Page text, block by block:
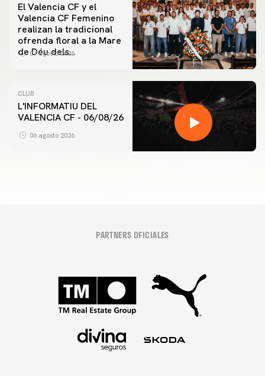
El Valencia CF y el
Valencia CF Femenino
realizan la tradicional
ofrenda floral a la Mare
de Déu dels
07 agosto 2026
CLUB
L'INFORMATIU DEL
VALENCIA CF - 06/08/26
06 agosto 2026
PARTNERS OFICIALES